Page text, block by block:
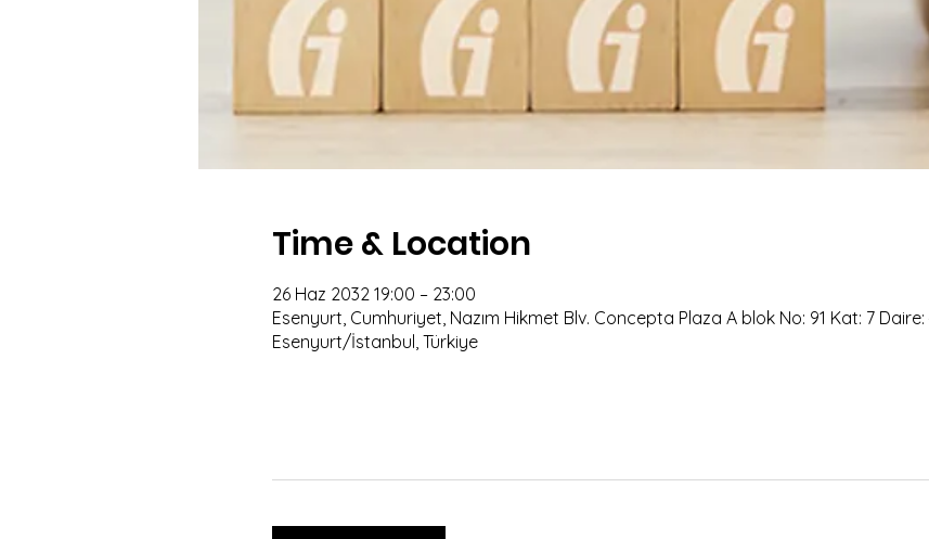
Time & Location
26 Haz 2032 19:00 – 23:00
Esenyurt, Cumhuriyet, Nazım Hikmet Blv. Concepta Plaza A blok No: 91 Kat: 7 Daire:
Esenyurt/İstanbul, Türkiye